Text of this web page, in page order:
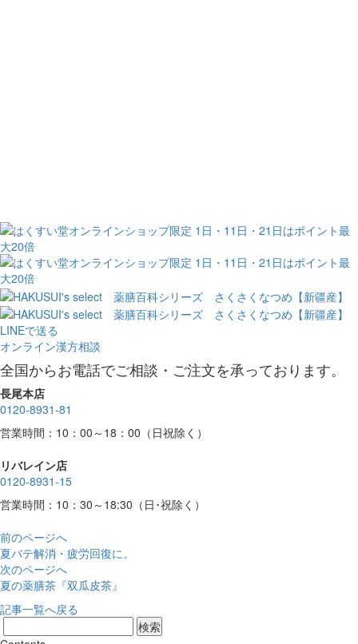
LINEで送る
オンライン漢方相談
全国からお電話でご相談・ご注文を承っております。
長尾本店
0120-8931-81
営業時間：10：00～18：00（日祝除く）
リバレイン店
0120-8931-15
営業時間：10：30～18:30（日･祝除く）
前のページへ
夏バテ解消・疲労回復に。
次のページへ
夏の薬膳茶『双瓜皮茶』
記事一覧へ戻る